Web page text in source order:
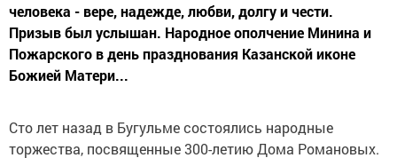
человека - вере, надежде, любви, долгу и чести.
Призыв был услышан. Народное ополчение Минина и
Пожарского в день празднования Казанской иконе
Божией Матери...
Сто лет назад в Бугульме состоялись народные
торжества, посвященные 300-летию Дома Романовых.